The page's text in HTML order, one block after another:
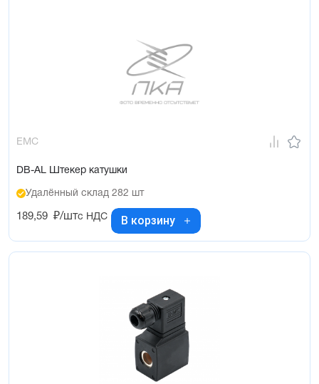
EMC
DB-AL Штекер катушки
Удалённый склад 282 шт
189,59 ₽/штс НДС В корзину